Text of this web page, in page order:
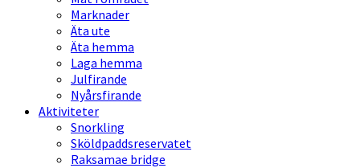
Marknader
Äta ute
Äta hemma
Laga hemma
Julfirande
Nyårsfirande
Aktiviteter
Snorkling
Sköldpaddsreservatet
Raksamae bridge